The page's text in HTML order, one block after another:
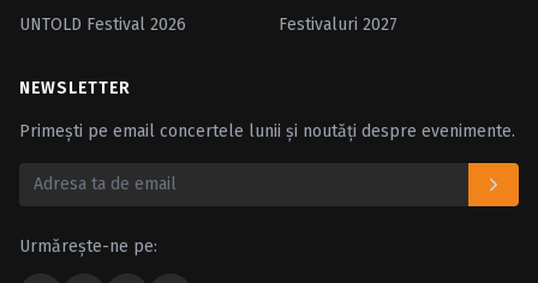
UNTOLD Festival 2026
Festivaluri 2027
NEWSLETTER
Primești pe email concertele lunii și noutăți despre evenimente.
Urmărește-ne pe: